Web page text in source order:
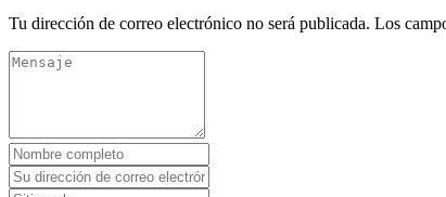
Tu dirección de correo electrónico no será publicada. Los